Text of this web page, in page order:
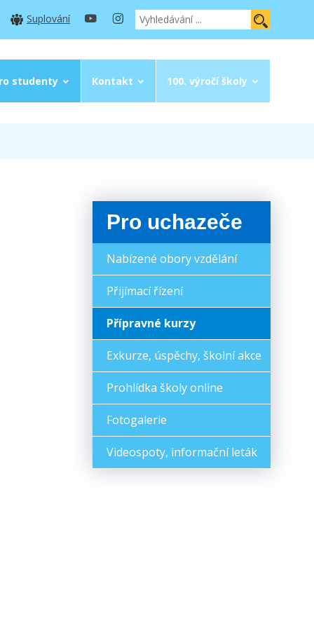
Suplování
studenty Kontakt 100. výročí školy
Pro uchazeče
Nabízené obory vzdělání
Přijímací řízení
Přípravné kurzy
Exkurze, úspěchy, školní akce
Prohlídka školy online
Fotogalerie
Videospoty, informační leták